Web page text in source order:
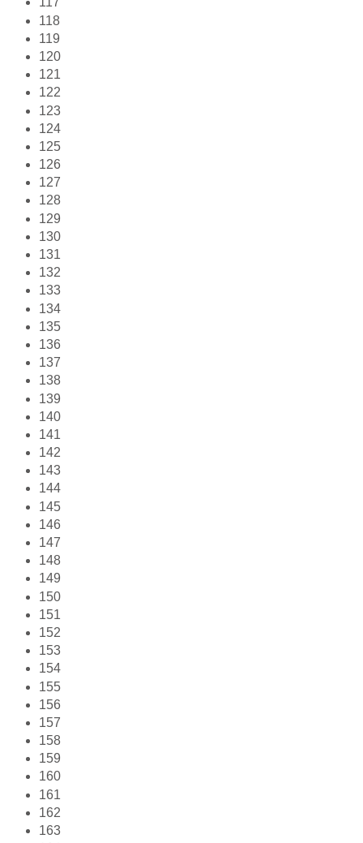
118
119
120
121
122
123
124
125
126
127
128
129
130
131
132
133
134
135
136
137
138
139
140
141
142
143
144
145
146
147
148
149
150
151
152
153
154
155
156
157
158
159
160
161
162
163